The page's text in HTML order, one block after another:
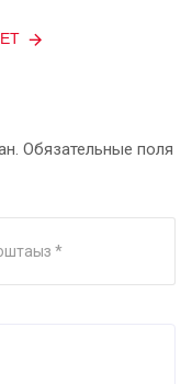
Обязательные поля